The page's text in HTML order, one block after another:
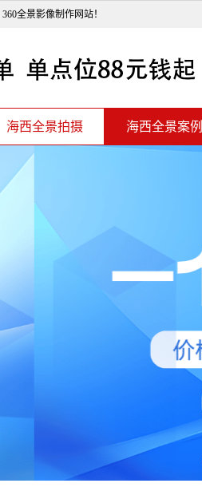
全景影像制作网站！
海西全景拍摄 海西全景案例